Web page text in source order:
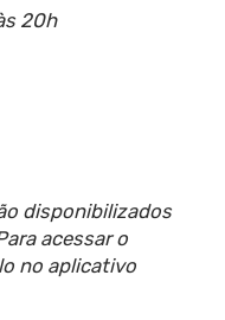
20h
disponibilizados
acessar o
no aplicativo